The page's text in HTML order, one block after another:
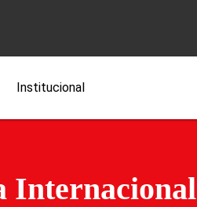
Institucional
Internacional